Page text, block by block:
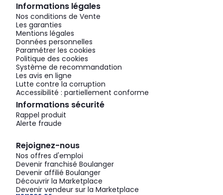
Informations légales
Nos conditions de Vente
Les garanties
Mentions légales
Données personnelles
Paramétrer les cookies
Politique des cookies
Système de recommandation
Les avis en ligne
Lutte contre la corruption
Accessibilité : partiellement conforme
Informations sécurité
Rappel produit
Alerte fraude
Rejoignez-nous
Nos offres d'emploi
Devenir franchisé Boulanger
Devenir affilié Boulanger
Découvrir la Marketplace
Devenir vendeur sur la Marketplace